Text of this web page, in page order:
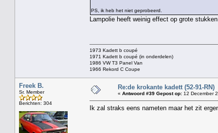
PS, ik heb het niet geprobeerd.
Lampolie heeft weinig effect op grote
1973 Kadett b coupé
1971 Kadett b coupé (in onderdelen)
1986 VW T3 Panel Van
1966 Rekord C Coupe
Freek B.
Sr. Member
Berichten: 304
Re:de krokante kadett (52-91-RN)
« Antwoord #39 Gepost op: 12 December
Ik zal straks eens nameten maar het zit